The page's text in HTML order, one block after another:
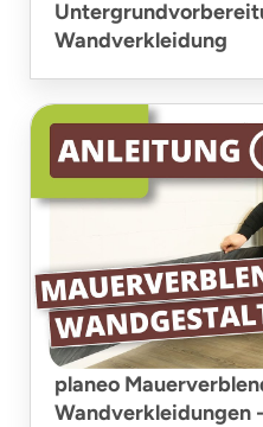
Wandverkleidung
planeo
Wandverkleidungen